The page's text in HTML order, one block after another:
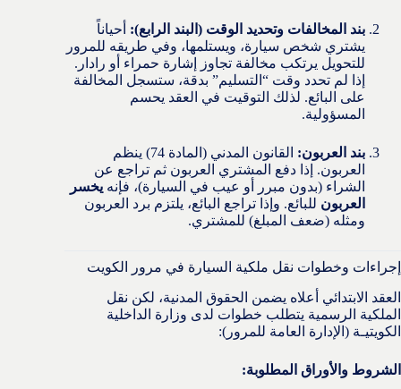
بند المخالفات وتحديد الوقت (البند الرابع): أحياناً
يشتري شخص سيارة، ويستلمها، وفي طريقه للمرور
للتحويل يرتكب مخالفة تجاوز إشارة حمراء أو رادار.
إذا لم تحدد وقت “التسليم” بدقة، ستسجل المخالفة
على البائع. لذلك التوقيت في العقد يحسم
المسؤولية.
بند العربون:
القانون المدني (المادة 74) ينظم
العربون. إذا دفع المشتري العربون ثم تراجع عن
الشراء (بدون مبرر أو عيب في السيارة)، فإنه يخسر
العربون للبائع. وإذا تراجع البائع، يلتزم برد العربون
ومثله (ضعف المبلغ) للمشتري.
إجراءات وخطوات نقل ملكية السيارة في مرور الكويت
العقد الابتدائي أعلاه يضمن الحقوق المدنية، لكن نقل
الملكية الرسمية يتطلب خطوات لدى وزارة الداخلية
الكويتيـة (الإدارة العامة للمرور):
الشروط والأوراق المطلوبة: